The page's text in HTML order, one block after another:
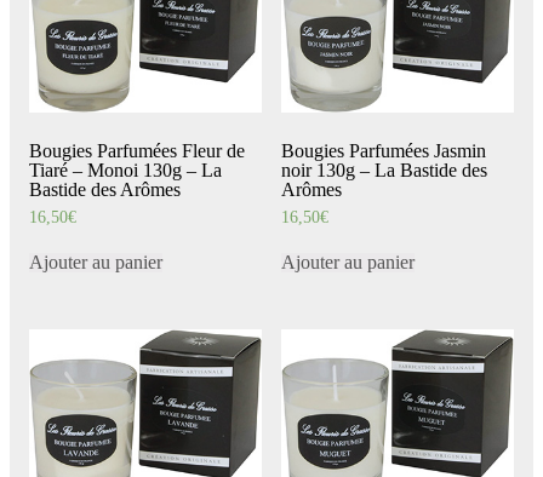
Bougies Parfumées Fleur de
Tiaré – Monoi 130g – La
Bastide des Arômes
16,50€
Ajouter au panier
Bougies Parfumées Jasmin
noir 130g – La Bastide des
Arômes
16,50€
Ajouter au panier